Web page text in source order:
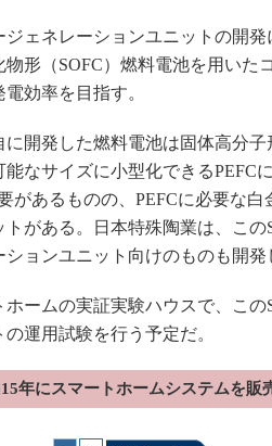
ェネレーションユニットの開発
形（SOFC）燃料電池を用いた
効率を目指す。
開発した燃料電池は固体高分子
なサイズに小型化できるPEFC
があるものの、PEFCに必要な白
がある。日本特殊陶業は、この
ョンユニット向けのものも開発
ームの実証実験ハウスで、この
運用試験を行う予定だ。
年にスマートホームシステムを販